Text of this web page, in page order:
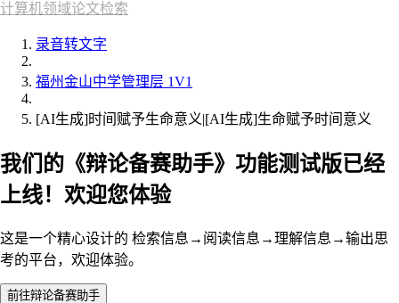
计算机领域论文检索
录音转文字
福州金山中学管理层 1V1
[AI生成]时间赋予生命意义|[AI生成]生命赋予时间意义
我们的《辩论备赛助手》功能测试版已经
上线！欢迎您体验
这是一个精心设计的 检索信息→阅读信息→理解信息→输出思
考的平台，欢迎体验。
前往辩论备赛助手